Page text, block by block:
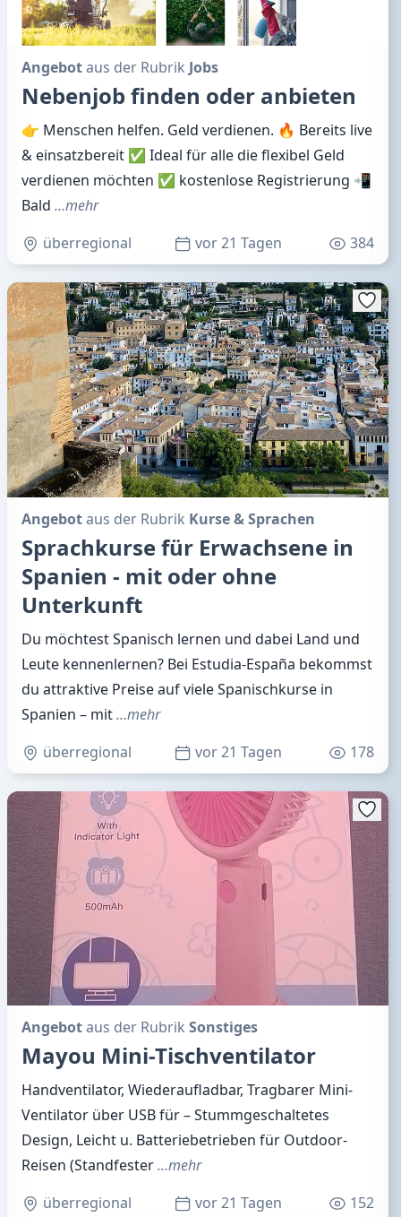
Angebotaus der Rubrik Jobs
Nebenjob finden oder anbieten
👉 Menschen helfen. Geld verdienen. 🔥 Bereits live
& einsatzbereit ✅ Ideal für alle die flexibel Geld
verdienen möchten ✅ kostenlose Registrierung 📲
Bald …mehr
überregional
vor 21 Tagen 384
Angebotaus der Rubrik Kurse & Sprachen
Sprachkurse für Erwachsene in
Spanien - mit oder ohne
Unterkunft
Du möchtest Spanisch lernen und dabei Land und
Leute kennenlernen? Bei Estudia-España bekommst
du attraktive Preise auf viele Spanischkurse in
Spanien – mit…mehr
überregional
vor 21 Tagen 178
Angebotaus der Rubrik Sonstiges
Mayou Mini-Tischventilator
Handventilator, Wiederaufladbar, Tragbarer Mini-
Ventilator über USB für – Stummgeschaltetes
Design, Leicht u. Batteriebetrieben für Outdoor-
Reisen (Standfester…mehr
überregional
vor 21 Tagen 152